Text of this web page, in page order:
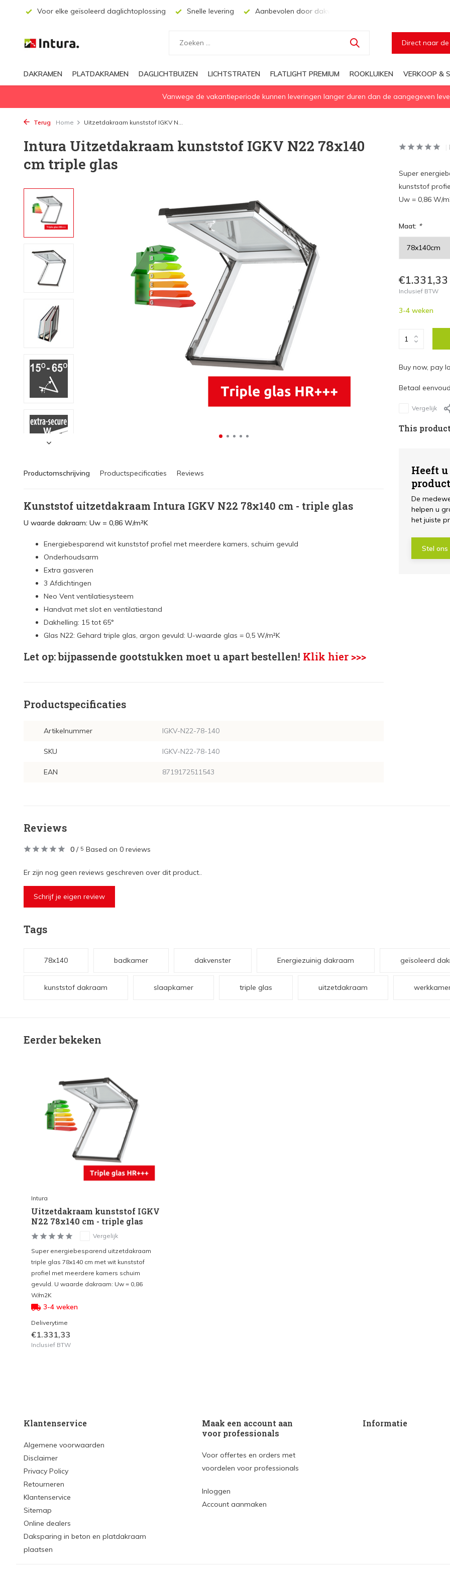
Voor elke geïsoleerd daglichtoplossing Snelle levering Aanbevolen door dakwerkers, aannemers en architecten
Direct naar
DAKRAMEN PLATDAKRAMEN DAGLICHTBUIZEN LICHTSTRATEN FLATLIGHT PREMIUM ROOKLUIKEN VERKOOP &
Vanwege de vakantieperiode kunnen leveringen langer duren dan de aangegeven
Terug Home Uitzetdakraam kunststof IGKV N...
Intura Uitzetdakraam kunststof IGKV N22 78x140
cm triple glas
Productomschrijving Productspecificaties Reviews
Kunststof uitzetdakraam Intura IGKV N22 78x140 cm - triple glas
U waarde dakraam: Uw = 0,86 W/m²K
Energiebesparend wit kunststof profiel met meerdere kamers, schuim gevuld
Onderhoudsarm
Extra gasveren
3 Afdichtingen
Neo Vent ventilatiesysteem
Handvat met slot en ventilatiestand
Dakhelling: 15 tot 65°
Glas N22: Gehard triple glas, argon gevuld: U-waarde glas = 0,5 W/m²K
Let op: bijpassende gootstukken moet u apart bestellen! Klik hier >>>
Productspecificaties
Artikelnummer IGKV-N22-78-140
SKU IGKV-N22-78-140
EAN 8719172511543
Super
kunststof
Uw = 0,86 W/
Maat: *
€1.331,33
Inclusief BTW
3-4 weken
Buy now, pay
Betaal
Vergelijk
This
Heeft
De
helpen u
het juiste
Stel
Reviews
0 / 5 Based on 0 reviews
Er zijn nog geen reviews geschreven over dit product..
Schrijf je eigen review
Tags
78x140 badkamer dakvenster Energiezuinig dakraam geïsoleerd
kunststof dakraam slaapkamer triple glas uitzetdakraam
Eerder bekeken
Intura
Uitzetdakraam kunststof IGKV
N22 78x140 cm - triple glas
Vergelijk
Super energiebesparend uitzetdakraam
triple glas 78x140 cm met wit kunststof
profiel met meerdere kamers schuim
gevuld. U waarde dakraam: Uw = 0,86
W/m2K
3-4 weken
Deliverytime
€1.331,33
Inclusief BTW
Klantenservice
Algemene voorwaarden
Disclaimer
Privacy Policy
Retourneren
Klantenservice
Sitemap
Online dealers
Daksparing in beton en platdakraam
plaatsen
Maak een account aan
voor professionals
Voor offertes en orders met
voordelen voor professionals
Inloggen
Account aanmaken
Informatie